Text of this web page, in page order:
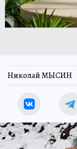
Николай МЫСИН